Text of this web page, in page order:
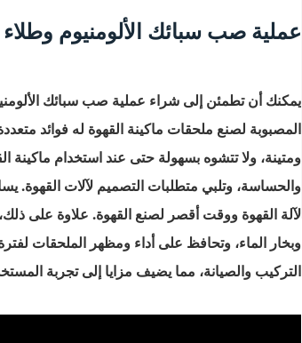
عملية صب سبائك الألومنيوم وطلاء
يمكنك أن تطمئن إلى شراء عملية صب سبائك
المصبوبة لصنع ملحقات ماكينة القهوة له فوائد
ومتينة، ولا تتشوه بسهولة حتى عند استخدام
والحساسة، وتلبي متطلبات التصميم لآلات القهوة.
لآلة القهوة ووقت أقصر لصنع القهوة. علاوة على ذلك،
وبخار الماء، وتحافظ على أداء ومظهر الملحقات
التركيب والصيانة، مما يضيف مزايا إلى تجربة